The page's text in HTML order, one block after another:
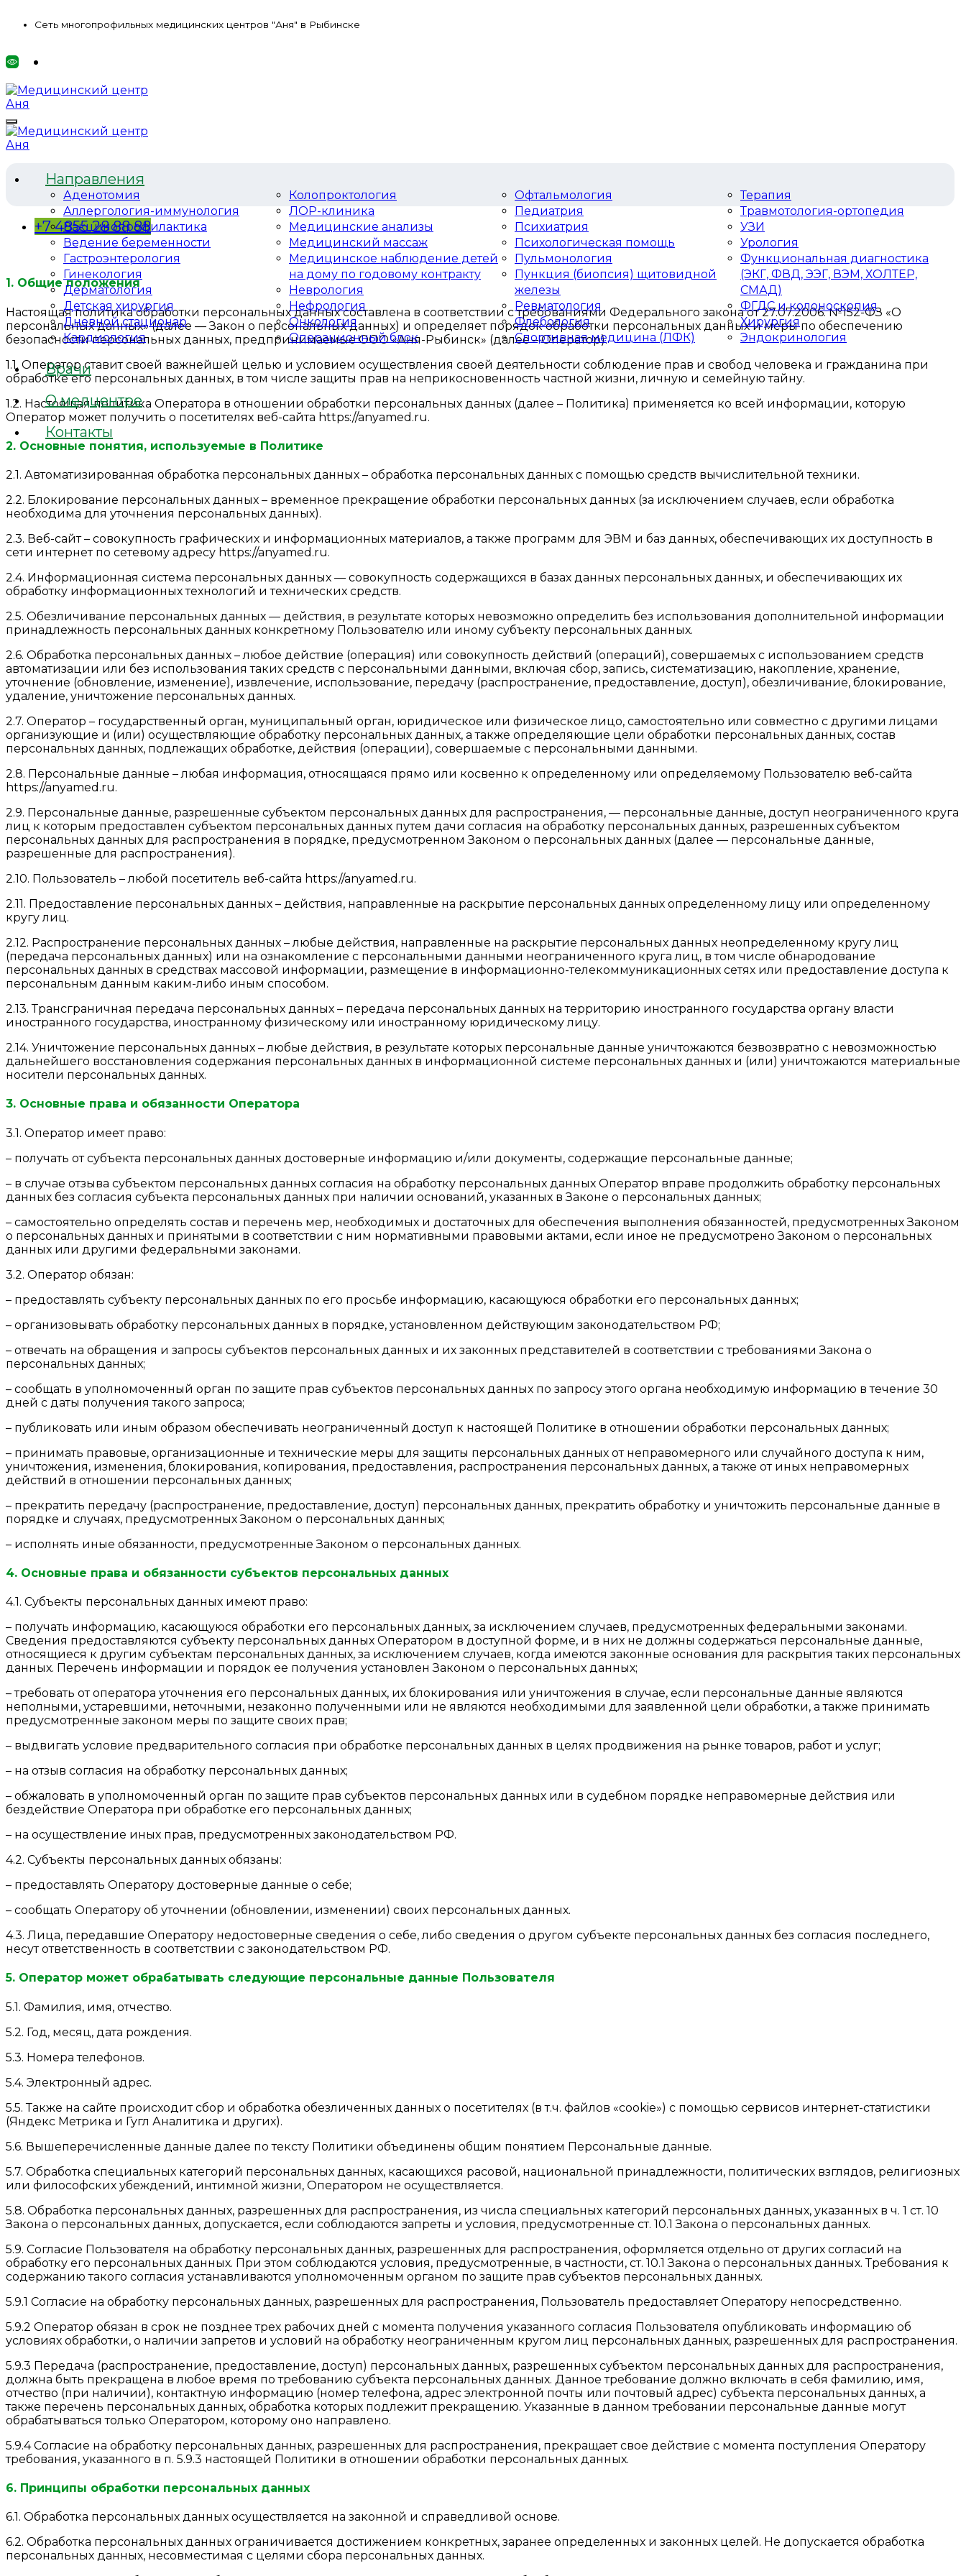
Сеть многопрофильных медицинских центров "Аня" в Рыбинске
Направления
Аденотомия
Аллергология-иммунология
Вакцинопрофилактика
Ведение беременности
Гастроэнтерология
Гинекология
Дерматология
Детская хирургия
Дневной стационар
Кардиология
Колопроктология
ЛОР-клиника
Медицинские анализы
Медицинский массаж
Медицинское наблюдение детей
на дому по годовому контракту
Неврология
Нефрология
Онкология
Операционный блок
Офтальмология
Педиатрия
Психиатрия
Психологическая помощь
Пульмонология
Пункция (биопсия) щитовидной
железы
Ревматология
Флебология
Спортивная медицина (ЛФК)
Терапия
Травмотология-ортопедия
УЗИ
Урология
Функциональная диагностика
(ЭКГ, ФВД, ЭЭГ, ВЭМ, ХОЛТЕР,
СМАД)
ФГДС и колоноскопия
Хирургия
Эндокринология
Врачи
О медцентре
Контакты
+7 4855 28 88 88
1. Общие положения
Настоящая политика обработки персональных данных составлена в соответствии с требованиями Федерального закона от 27.07.2006. №152-ФЗ «О
персональных данных» (далее — Закон о персональных данных) и определяет порядок обработки персональных данных и меры по обеспечению
безопасности персональных данных, предпринимаемые ООО «Аня-Рыбинск» (далее – Оператор).
1.1. Оператор ставит своей важнейшей целью и условием осуществления своей деятельности соблюдение прав и свобод человека и гражданина при
обработке его персональных данных, в том числе защиты прав на неприкосновенность частной жизни, личную и семейную тайну.
1.2. Настоящая политика Оператора в отношении обработки персональных данных (далее – Политика) применяется ко всей информации, которую
Оператор может получить о посетителях веб-сайта https://anyamed.ru.
2. Основные понятия, используемые в Политике
2.1. Автоматизированная обработка персональных данных – обработка персональных данных с помощью средств вычислительной техники.
2.2. Блокирование персональных данных – временное прекращение обработки персональных данных (за исключением случаев, если обработка
необходима для уточнения персональных данных).
2.3. Веб-сайт – совокупность графических и информационных материалов, а также программ для ЭВМ и баз данных, обеспечивающих их доступность в
сети интернет по сетевому адресу https://anyamed.ru.
2.4. Информационная система персональных данных — совокупность содержащихся в базах данных персональных данных, и обеспечивающих их
обработку информационных технологий и технических средств.
2.5. Обезличивание персональных данных — действия, в результате которых невозможно определить без использования дополнительной информации
принадлежность персональных данных конкретному Пользователю или иному субъекту персональных данных.
2.6. Обработка персональных данных – любое действие (операция) или совокупность действий (операций), совершаемых с использованием средств
автоматизации или без использования таких средств с персональными данными, включая сбор, запись, систематизацию, накопление, хранение,
уточнение (обновление, изменение), извлечение, использование, передачу (распространение, предоставление, доступ), обезличивание, блокирование,
удаление, уничтожение персональных данных.
2.7. Оператор – государственный орган, муниципальный орган, юридическое или физическое лицо, самостоятельно или совместно с другими лицами
организующие и (или) осуществляющие обработку персональных данных, а также определяющие цели обработки персональных данных, состав
персональных данных, подлежащих обработке, действия (операции), совершаемые с персональными данными.
2.8. Персональные данные – любая информация, относящаяся прямо или косвенно к определенному или определяемому Пользователю веб-сайта
https://anyamed.ru.
2.9. Персональные данные, разрешенные субъектом персональных данных для распространения, — персональные данные, доступ неограниченного круга
лиц к которым предоставлен субъектом персональных данных путем дачи согласия на обработку персональных данных, разрешенных субъектом
персональных данных для распространения в порядке, предусмотренном Законом о персональных данных (далее — персональные данные,
разрешенные для распространения).
2.10. Пользователь – любой посетитель веб-сайта https://anyamed.ru.
2.11. Предоставление персональных данных – действия, направленные на раскрытие персональных данных определенному лицу или определенному
кругу лиц.
2.12. Распространение персональных данных – любые действия, направленные на раскрытие персональных данных неопределенному кругу лиц
(передача персональных данных) или на ознакомление с персональными данными неограниченного круга лиц, в том числе обнародование
персональных данных в средствах массовой информации, размещение в информационно-телекоммуникационных сетях или предоставление доступа к
персональным данным каким-либо иным способом.
2.13. Трансграничная передача персональных данных – передача персональных данных на территорию иностранного государства органу власти
иностранного государства, иностранному физическому или иностранному юридическому лицу.
2.14. Уничтожение персональных данных – любые действия, в результате которых персональные данные уничтожаются безвозвратно с невозможностью
дальнейшего восстановления содержания персональных данных в информационной системе персональных данных и (или) уничтожаются материальные
носители персональных данных.
3. Основные права и обязанности Оператора
3.1. Оператор имеет право:
– получать от субъекта персональных данных достоверные информацию и/или документы, содержащие персональные данные;
– в случае отзыва субъектом персональных данных согласия на обработку персональных данных Оператор вправе продолжить обработку персональных
данных без согласия субъекта персональных данных при наличии оснований, указанных в Законе о персональных данных;
– самостоятельно определять состав и перечень мер, необходимых и достаточных для обеспечения выполнения обязанностей, предусмотренных Законом
о персональных данных и принятыми в соответствии с ним нормативными правовыми актами, если иное не предусмотрено Законом о персональных
данных или другими федеральными законами.
3.2. Оператор обязан:
– предоставлять субъекту персональных данных по его просьбе информацию, касающуюся обработки его персональных данных;
– организовывать обработку персональных данных в порядке, установленном действующим законодательством РФ;
– отвечать на обращения и запросы субъектов персональных данных и их законных представителей в соответствии с требованиями Закона о
персональных данных;
– сообщать в уполномоченный орган по защите прав субъектов персональных данных по запросу этого органа необходимую информацию в течение 30
дней с даты получения такого запроса;
– публиковать или иным образом обеспечивать неограниченный доступ к настоящей Политике в отношении обработки персональных данных;
– принимать правовые, организационные и технические меры для защиты персональных данных от неправомерного или случайного доступа к ним,
уничтожения, изменения, блокирования, копирования, предоставления, распространения персональных данных, а также от иных неправомерных
действий в отношении персональных данных;
– прекратить передачу (распространение, предоставление, доступ) персональных данных, прекратить обработку и уничтожить персональные данные в
порядке и случаях, предусмотренных Законом о персональных данных;
– исполнять иные обязанности, предусмотренные Законом о персональных данных.
4. Основные права и обязанности субъектов персональных данных
4.1. Субъекты персональных данных имеют право:
– получать информацию, касающуюся обработки его персональных данных, за исключением случаев, предусмотренных федеральными законами.
Сведения предоставляются субъекту персональных данных Оператором в доступной форме, и в них не должны содержаться персональные данные,
относящиеся к другим субъектам персональных данных, за исключением случаев, когда имеются законные основания для раскрытия таких персональных
данных. Перечень информации и порядок ее получения установлен Законом о персональных данных;
– требовать от оператора уточнения его персональных данных, их блокирования или уничтожения в случае, если персональные данные являются
неполными, устаревшими, неточными, незаконно полученными или не являются необходимыми для заявленной цели обработки, а также принимать
предусмотренные законом меры по защите своих прав;
– выдвигать условие предварительного согласия при обработке персональных данных в целях продвижения на рынке товаров, работ и услуг;
– на отзыв согласия на обработку персональных данных;
– обжаловать в уполномоченный орган по защите прав субъектов персональных данных или в судебном порядке неправомерные действия или
бездействие Оператора при обработке его персональных данных;
– на осуществление иных прав, предусмотренных законодательством РФ.
4.2. Субъекты персональных данных обязаны:
– предоставлять Оператору достоверные данные о себе;
– сообщать Оператору об уточнении (обновлении, изменении) своих персональных данных.
4.3. Лица, передавшие Оператору недостоверные сведения о себе, либо сведения о другом субъекте персональных данных без согласия последнего,
несут ответственность в соответствии с законодательством РФ.
5. Оператор может обрабатывать следующие персональные данные Пользователя
5.1. Фамилия, имя, отчество.
5.2. Год, месяц, дата рождения.
5.3. Номера телефонов.
5.4. Электронный адрес.
5.5. Также на сайте происходит сбор и обработка обезличенных данных о посетителях (в т.ч. файлов «cookie») с помощью сервисов интернет-статистики
(Яндекс Метрика и Гугл Аналитика и других).
5.6. Вышеперечисленные данные далее по тексту Политики объединены общим понятием Персональные данные.
5.7. Обработка специальных категорий персональных данных, касающихся расовой, национальной принадлежности, политических взглядов, религиозных
или философских убеждений, интимной жизни, Оператором не осуществляется.
5.8. Обработка персональных данных, разрешенных для распространения, из числа специальных категорий персональных данных, указанных в ч. 1 ст. 10
Закона о персональных данных, допускается, если соблюдаются запреты и условия, предусмотренные ст. 10.1 Закона о персональных данных.
5.9. Согласие Пользователя на обработку персональных данных, разрешенных для распространения, оформляется отдельно от других согласий на
обработку его персональных данных. При этом соблюдаются условия, предусмотренные, в частности, ст. 10.1 Закона о персональных данных. Требования к
содержанию такого согласия устанавливаются уполномоченным органом по защите прав субъектов персональных данных.
5.9.1 Согласие на обработку персональных данных, разрешенных для распространения, Пользователь предоставляет Оператору непосредственно.
5.9.2 Оператор обязан в срок не позднее трех рабочих дней с момента получения указанного согласия Пользователя опубликовать информацию об
условиях обработки, о наличии запретов и условий на обработку неограниченным кругом лиц персональных данных, разрешенных для распространения.
5.9.3 Передача (распространение, предоставление, доступ) персональных данных, разрешенных субъектом персональных данных для распространения,
должна быть прекращена в любое время по требованию субъекта персональных данных. Данное требование должно включать в себя фамилию, имя,
отчество (при наличии), контактную информацию (номер телефона, адрес электронной почты или почтовый адрес) субъекта персональных данных, а
также перечень персональных данных, обработка которых подлежит прекращению. Указанные в данном требовании персональные данные могут
обрабатываться только Оператором, которому оно направлено.
5.9.4 Согласие на обработку персональных данных, разрешенных для распространения, прекращает свое действие с момента поступления Оператору
требования, указанного в п. 5.9.3 настоящей Политики в отношении обработки персональных данных.
6. Принципы обработки персональных данных
6.1. Обработка персональных данных осуществляется на законной и справедливой основе.
6.2. Обработка персональных данных ограничивается достижением конкретных, заранее определенных и законных целей. Не допускается обработка
персональных данных, несовместимая с целями сбора персональных данных.